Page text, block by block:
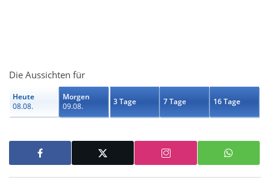
Die Aussichten für
Heute
08.08.
Morgen
09.08.
3 Tage 7 Tage 16 Tage